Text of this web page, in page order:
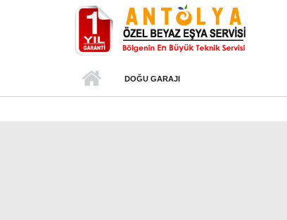
DOĞU GARAJI